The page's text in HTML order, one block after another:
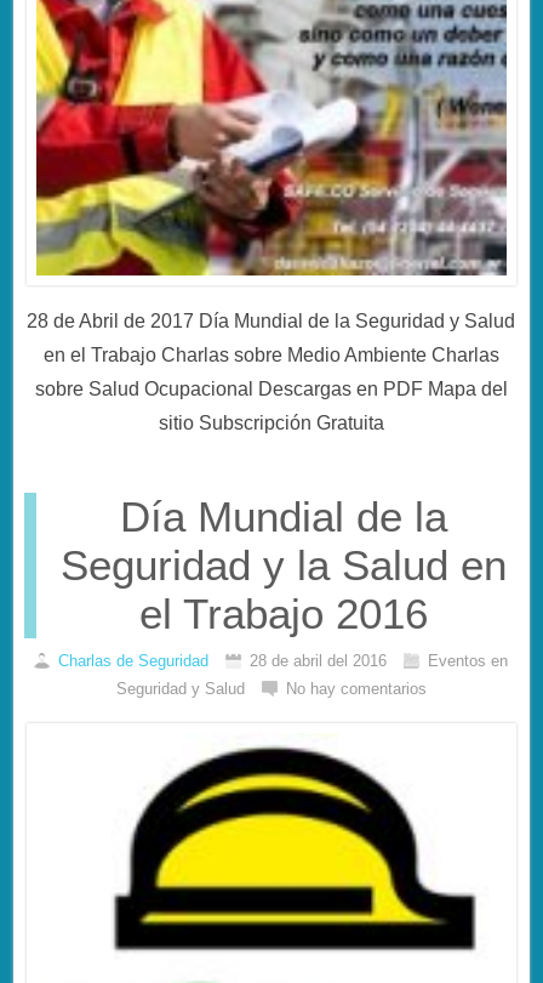
28 de Abril de 2017 Día Mundial de la Seguridad y Salud
en el Trabajo Charlas sobre Medio Ambiente Charlas
sobre Salud Ocupacional Descargas en PDF Mapa del
sitio Subscripción Gratuita
Día Mundial de la
Seguridad y la Salud en
el Trabajo 2016
Charlas de Seguridad 28 de abril del 2016
Eventos en
Seguridad y Salud
No hay comentarios